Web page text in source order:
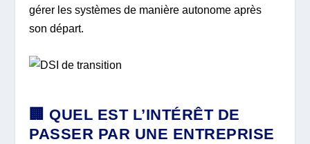
gérer les systèmes de manière autonome après
son départ.
🏢 QUEL EST L’INTÉRÊT DE
PASSER PAR UNE ENTREPRISE